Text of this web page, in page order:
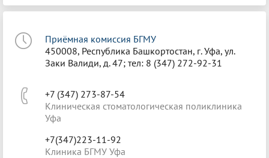
Приёмная комиссия БГМУ
450008, Республика Башкортостан, г. Уфа, ул.
Заки Валиди, д. 47; тел: 8 (347) 272-92-31
+7 (347) 273-87-54
Клиническая стоматологическая поликлиника
Уфа
+7(347)223-11-92
Клиника БГМУ Уфа